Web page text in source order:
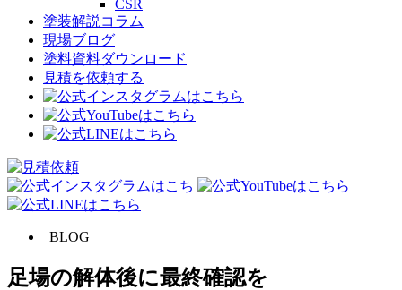
CSR
塗装解説コラム
現場ブログ
塗料資料ダウンロード
見積を依頼する
BLOG
足場の解体後に最終確認を